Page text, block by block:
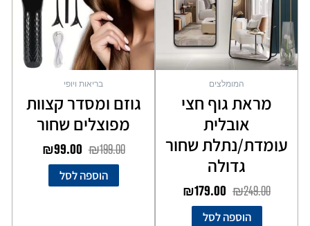
המומלצים
מראת גוף חצי
אובלית
עומדת/נתלת שחור
גדולה
₪249.00
₪179.00
הוספה לסל
בריאות ויופי
גוזם ומסדר קצוות
מפוצלים שחור
₪199.00
₪99.00
הוספה לסל